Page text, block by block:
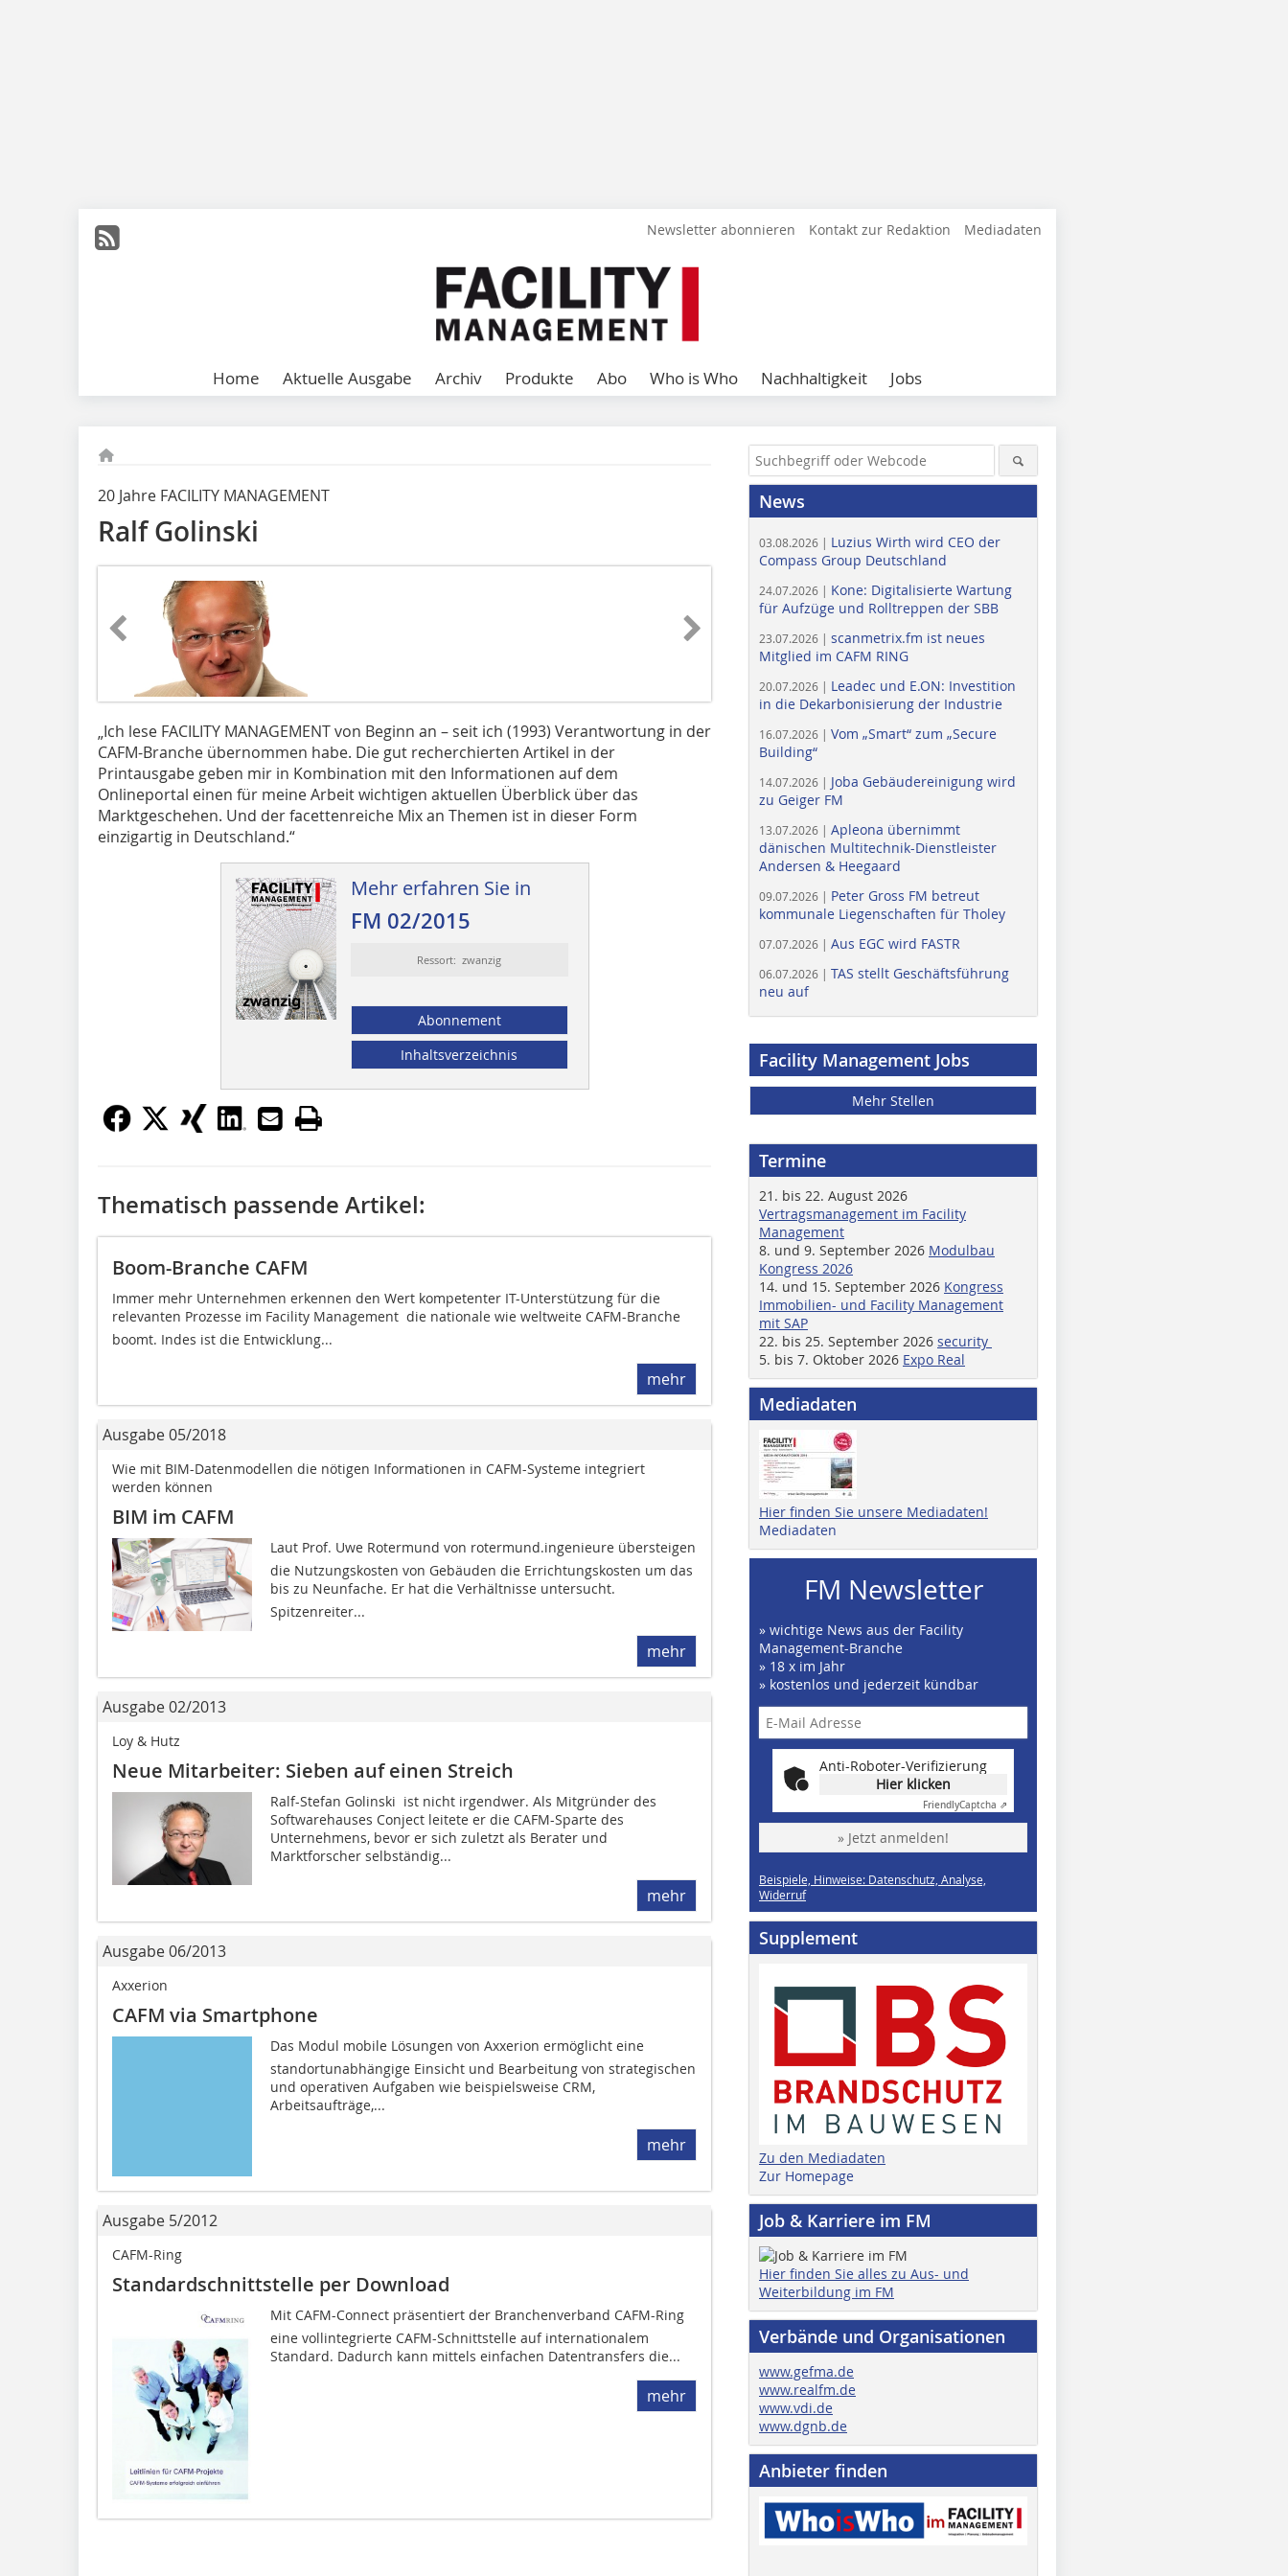
Newsletter abonnieren Kontakt zur Redaktion Mediadaten
Home Aktuelle Ausgabe Archiv Produkte Abo Who is Who Nachhaltigkeit Jobs
20 Jahre FACILITY MANAGEMENT
Ralf Golinski
„Ich lese FACILITY MANAGEMENT von Beginn an – seit ich (1993) Verantwortung in der
CAFM-Branche übernommen habe. Die gut recherchierten Artikel in der
Printausgabe geben mir in Kombination mit den Informationen auf dem
Onlineportal einen für meine Arbeit wichtigen aktuellen Überblick über das
Marktgeschehen. Und der facettenreiche Mix an Themen ist in dieser Form
einzigartig in Deutschland.“
Mehr erfahren Sie in
FM 02/2015
Ressort: zwanzig
Abonnement
Inhaltsverzeichnis
Thematisch passende Artikel:
Boom-Branche CAFM
Immer mehr Unternehmen erkennen den Wert kompetenter IT-Unterstützung für die
relevanten Prozesse im Facility Management  die nationale wie weltweite CAFM-Branche
boomt. Indes ist die Entwicklung...
mehr
Ausgabe 05/2018
Wie mit BIM-Datenmodellen die nötigen Informationen in CAFM-Systeme integriert
werden können
BIM im CAFM
­Laut Prof. Uwe Rotermund von rotermund.ingenieure übersteigen
die Nutzungskosten von Gebäuden die Errichtungskosten um das
bis zu Neunfache. Er hat die Verhältnisse untersucht.
Spitzenreiter...
mehr
Ausgabe 02/2013
Loy & Hutz
Neue Mitarbeiter: Sieben auf einen Streich
Ralf-Stefan Golinski ist nicht irgendwer. Als Mitgründer des
Softwarehauses Conject leitete er die CAFM-Sparte des
Unternehmens, bevor er sich zuletzt als Berater und
Marktforscher selbständig...
mehr
Ausgabe 06/2013
Axxerion
CAFM via Smartphone
Das Modul mobile Lösungen von Axxerion ermöglicht eine
standortunabhängige Einsicht und Bearbeitung von strategischen
und operativen Aufgaben wie beispielsweise CRM,
Arbeitsaufträge,...
mehr
Ausgabe 5/2012
CAFM-Ring
Standardschnittstelle per Download
Mit CAFM-Connect präsentiert der Branchenverband CAFM-Ring
eine vollintegrierte CAFM-Schnittstelle auf internationalem
Standard. Dadurch kann mittels einfachen Datentransfers die...
mehr
News
03.08.2026 | Luzius Wirth wird CEO der
Compass Group Deutschland
24.07.2026 | Kone: Digitalisierte Wartung
für Aufzüge und Rolltreppen der SBB
23.07.2026 | scanmetrix.fm ist neues
Mitglied im CAFM RING
20.07.2026 | Leadec und E.ON: Investition
in die Dekarbonisierung der Industrie
16.07.2026 | Vom „Smart“ zum „Secure
Building“
14.07.2026 | Joba Gebäudereinigung wird
zu Geiger FM
13.07.2026 | Apleona übernimmt
dänischen Multitechnik-Dienstleister
Andersen & Heegaard
09.07.2026 | Peter Gross FM betreut
kommunale Liegenschaften für Tholey
07.07.2026 | Aus EGC wird FASTR
06.07.2026 | TAS stellt Geschäftsführung
neu auf
Facility Management Jobs
Mehr Stellen
Termine
21. bis 22. August 2026
Vertragsmanagement im Facility
Management
8. und 9. September 2026 Modulbau
Kongress 2026
14. und 15. September 2026 Kongress
Immobilien- und Facility Management
mit SAP
22. bis 25. September 2026 security
5. bis 7. Oktober 2026 Expo Real
Mediadaten
Hier finden Sie unsere Mediadaten!
Mediadaten
FM Newsletter
» wichtige News aus der Facility
Management-Branche
» 18 x im Jahr
» kostenlos und jederzeit kündbar
Anti-Roboter-Verifizierung
Hier klicken
FriendlyCaptcha ⇗
» Jetzt anmelden!
Beispiele, Hinweise: Datenschutz, Analyse,
Widerruf
Supplement
Zu den Mediadaten
Zur Homepage
Job & Karriere im FM
Hier finden Sie alles zu Aus- und
Weiterbildung im FM
Verbände und Organisationen
www.gefma.de
www.realfm.de
www.vdi.de
www.dgnb.de
Anbieter finden